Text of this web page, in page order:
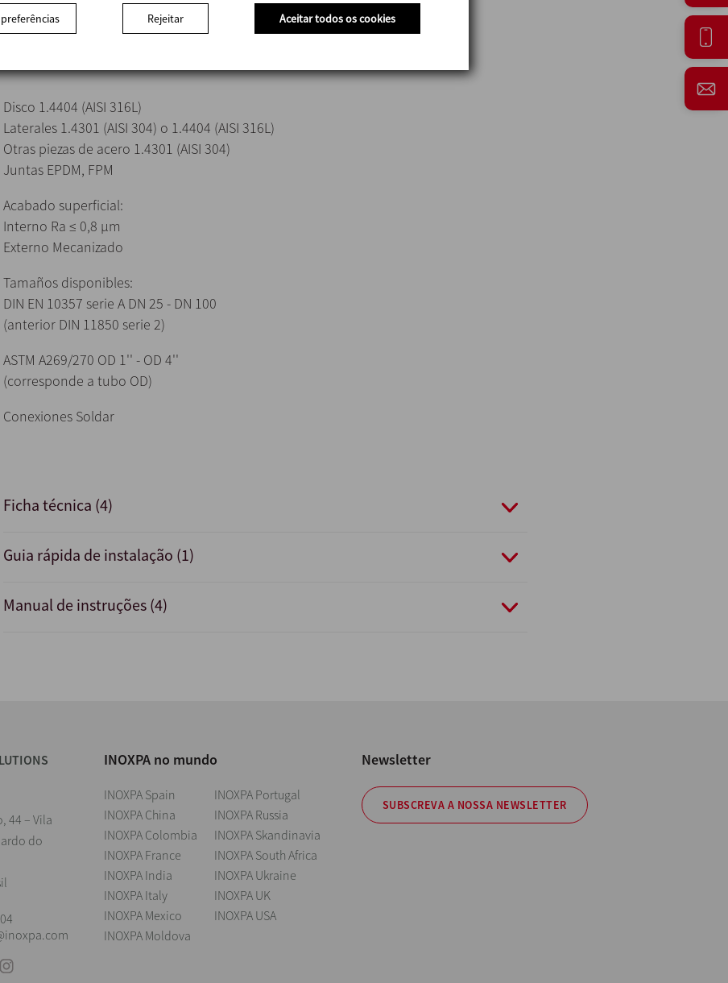
Diseño compacto y robusto.
Baja pérdida de carga.
Disco 1.4404 (AISI 316L)
Laterales 1.4301 (AISI 304) o 1.4404 (AISI 316L)
Otras piezas de acero 1.4301 (AISI 304)
Juntas EPDM, FPM
Acabado superficial:
Interno Ra ≤ 0,8 μm
Externo Mecanizado
Tamaños disponibles:
DIN EN 10357 serie A DN 25 - DN 100
(anterior DIN 11850 serie 2)
ASTM A269/270 OD 1'' - OD 4''
(corresponde a tubo OD)
Conexiones Soldar
Ficha técnica (4)
Guia rápida de instalação (1)
Manual de instruções (4)
44 – Vila
do
INOXPA no mundo
INOXPA Spain
INOXPA China
INOXPA Colombia
INOXPA France
INOXPA India
INOXPA Italy
INOXPA Mexico
INOXPA Moldova
INOXPA Portugal
INOXPA Russia
INOXPA Skandinavia
INOXPA South Africa
INOXPA Ukraine
INOXPA UK
INOXPA USA
Newsletter
SUBSCREVA A NOSSA NEWSLETTER
Rejeitar Aceitar todos os cookies